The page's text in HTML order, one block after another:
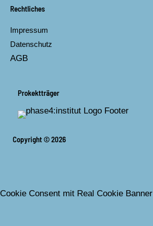
Rechtliches
Impressum
Datenschutz
AGB
Prokektträger
Copyright © 2026
Cookie Consent mit Real Cookie Banner